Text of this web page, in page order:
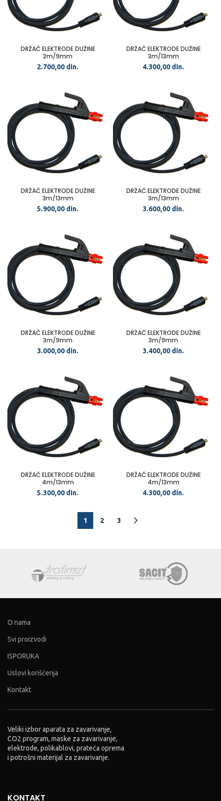
DRŽAČ ELEKTRODE DUŽINE
2m/9mm
2.700,00 din.
DRŽAČ ELEKTRODE DUŽINE
3m/13mm
4.300,00 din.
DRŽAČ ELEKTRODE DUŽINE
3m/13mm
5.900,00 din.
DRŽAČ ELEKTRODE DUŽINE
3m/13mm
3.600,00 din.
DRŽAČ ELEKTRODE DUŽINE
3m/9mm
3.000,00 din.
DRŽAČ ELEKTRODE DUŽINE
3m/9mm
3.400,00 din.
DRŽAČ ELEKTRODE DUŽINE
4m/13mm
5.300,00 din.
DRŽAČ ELEKTRODE DUŽINE
4m/13mm
4.300,00 din.
1 2 3
O nama
Svi proizvodi
ISPORUKA
Uslovi korišćenja
Kontakt
Veliki izbor aparata za zavarivanje,
CO2 program, maske za zavarivanje,
elektrode, polikablovi, prateća oprema
i potrošni materijal za zavarivanje.
KONTAKT